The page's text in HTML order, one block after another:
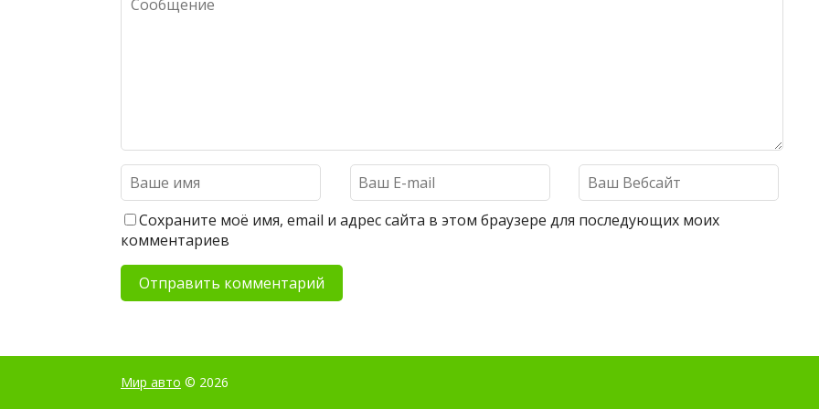
Сохраните моё имя, email и адрес сайта в этом браузере для последующих моих
комментариев
Мир авто © 2026